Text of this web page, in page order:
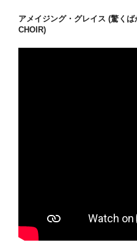
アメイジング・グレイス (驚く
CHOIR)